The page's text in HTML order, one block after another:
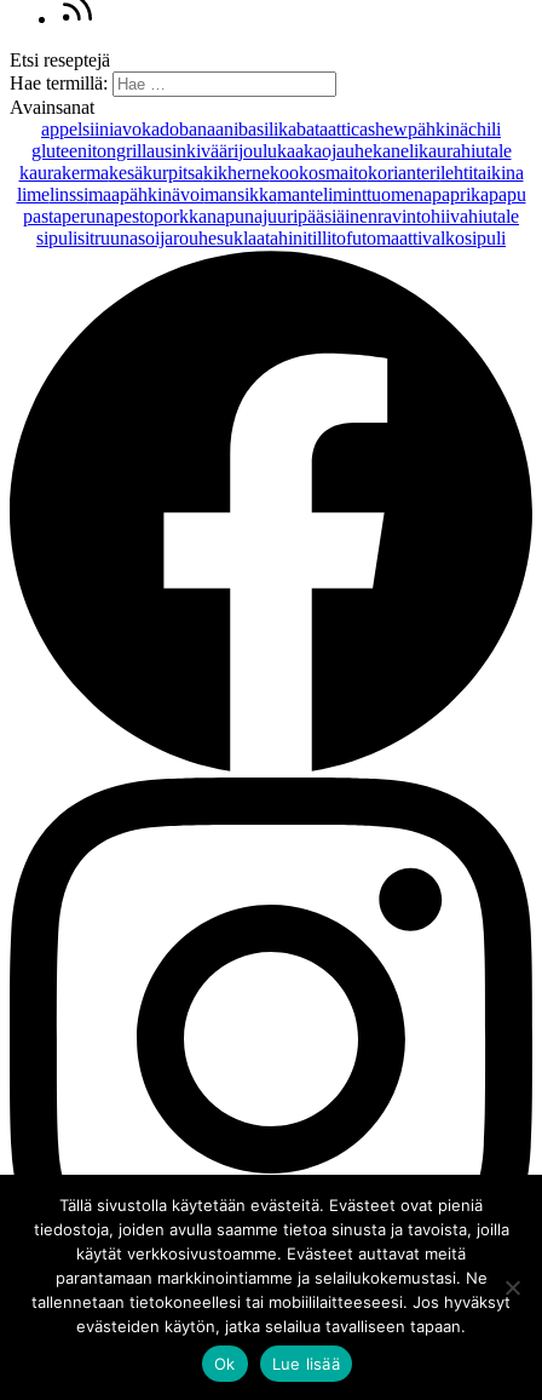
Etsi reseptejä
Hae termillä:
Avainsanat
appelsiiniavokadobanaanibasilikabataatticashewpähkinächili
gluteenitongrillausinkiväärijoulukaakaojauhekanelikaurahiutale
kaurakermakesäkurpitsakikhernekookosmaitokorianterilehtitaikina
limelinssimaapähkinävoimansikkamanteliminttuomenapaprikapapu
pastaperunapestoporkkanapunajuuripääsiäinenravintohiivahiutale
sipulisitruunasoijarouhesuklaatahinitillitofutomaattivalkosipuli
© 2008 - 2026 Chocochili
Tällä sivustolla käytetään evästeitä. Evästeet ovat pieniä
tiedostoja, joiden avulla saamme tietoa sinusta ja tavoista, joilla
käytät verkkosivustoamme. Evästeet auttavat meitä
parantamaan markkinointiamme ja selailukokemustasi. Ne
tallennetaan tietokoneellesi tai mobiililaitteeseesi. Jos hyväksyt
evästeiden käytön, jatka selailua tavalliseen tapaan.
Ok
Lue lisää